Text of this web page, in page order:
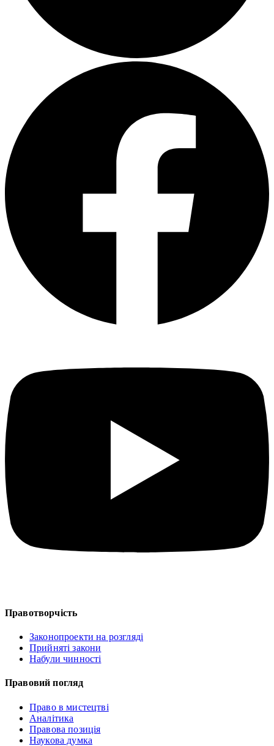
Правотворчість
Законопроекти на розгляді
Прийняті закони
Набули чинності
Правовий погляд
Право в мистецтві
Аналітика
Правова позиція
Наукова думка